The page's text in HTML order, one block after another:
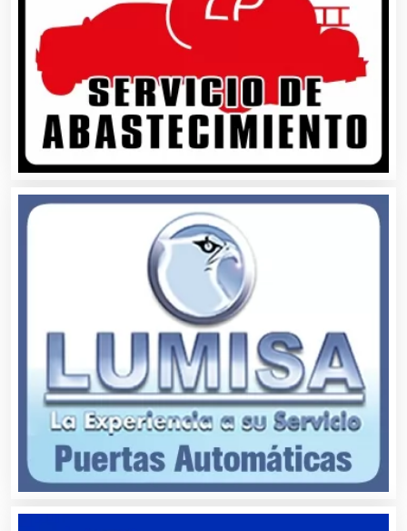
Aseguradoras
Asesores Técnicos
Asesoría Fiscal
Asociaciones Civiles
Asociaciones Empresariales
Audio, Sonido e Iluminación
Audios para Eventos